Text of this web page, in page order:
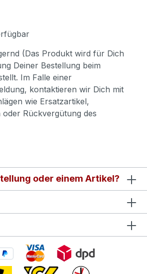
(Das Produkt wird für Dich
Deiner Bestellung beim
Im Falle einer
kontaktieren wir Dich mit
wie Ersatzartikel,
oder Rückvergütung des
oder einem Artikel?